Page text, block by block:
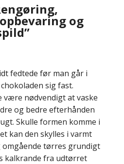
og
fedtede før man går i
sig fast.
være nødvendigt at vaske
og bedre efterhånden
Skulle formen komme i
kan den skylles i varmt
omgående tørres grundigt
kalkrande fra udtørret